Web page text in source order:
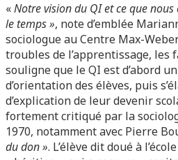
«Notre vision du QI et ce que
le temps », note d’emblée
sociologue au Centre Max-
troubles de l’apprentissage, les
souligne que le QI est d’abord
d’orientation des élèves, puis
d’explication de leur devenir
fortement critiqué par la
1970, notamment avec Pierre
du don ». L’élève dit doué à